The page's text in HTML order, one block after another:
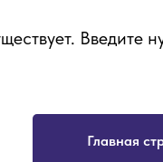
Введите
Главная